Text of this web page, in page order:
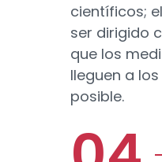
científicos;
ser dirigido
que los
lleguen a
posible.